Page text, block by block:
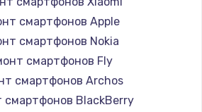
смартфонов Apple
смартфонов Nokia
смартфонов Fly
смартфонов Archos
смартфонов BlackBerry